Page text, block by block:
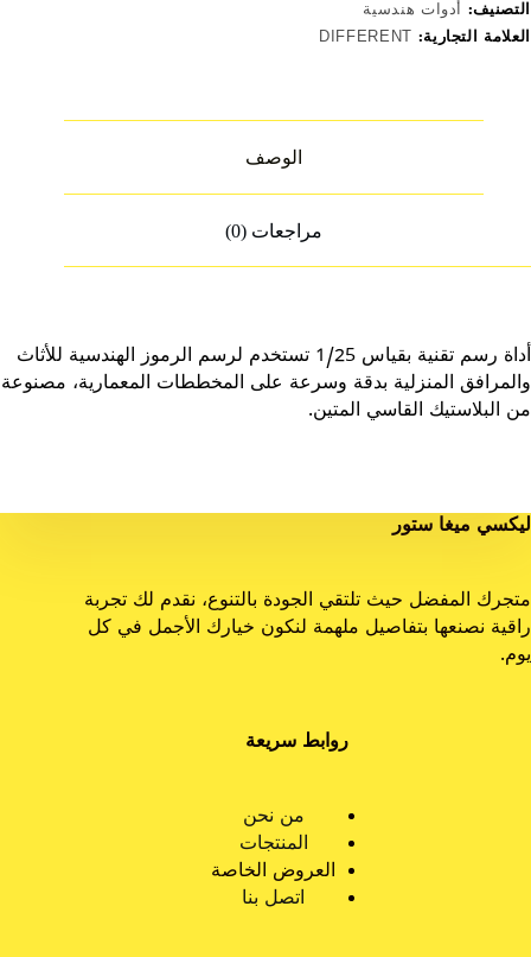
التصنيف: أدوات هندسية
العلامة التجارية: DIFFERENT
الوصف
مراجعات (0)
أداة رسم تقنية بقياس 1/25 تستخدم لرسم الرموز الهندسية للأثاث
والمرافق المنزلية بدقة وسرعة على المخططات المعمارية، مصنوعة
من البلاستيك القاسي المتين.
ليكسي ميغا ستور
متجرك المفضل حيث تلتقي الجودة بالتنوع، نقدم لك تجربة
راقية نصنعها بتفاصيل ملهمة لنكون خيارك الأجمل في كل
يوم.
روابط سريعة
من نحن
المنتجات
العروض الخاصة
اتصل بنا